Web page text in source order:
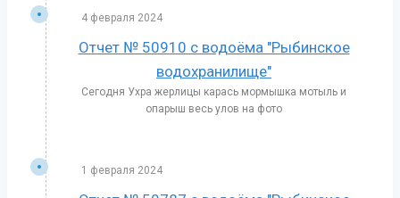
4 февраля 2024
Отчет № 50910 с водоёма "Рыбинское
водохранилище"
Сегодня Ухра жерлицы карась мормышка мотыль и
опарыш весь улов на фото
1 февраля 2024